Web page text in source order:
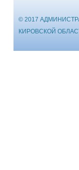
© 2017
КИРОВСКОЙ